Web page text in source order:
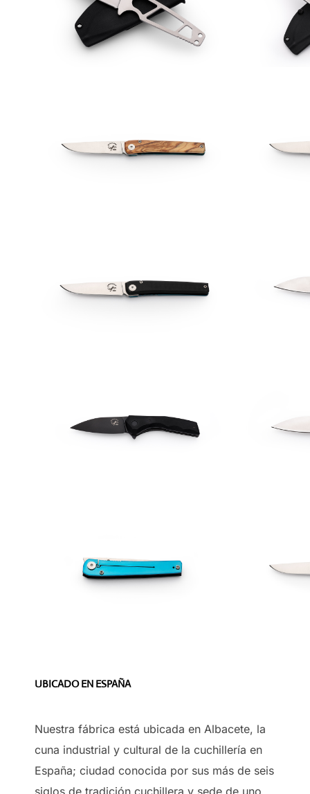
UBICADO EN ESPAÑA
Nuestra fábrica está ubicada en Albacete, la
cuna industrial y cultural de la cuchillería en
España; ciudad conocida por sus más de seis